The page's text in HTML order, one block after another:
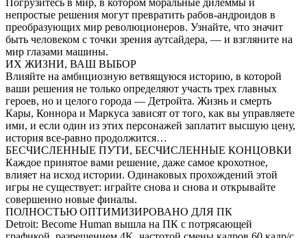
непростые решения могут превратить рабов-андроидов в
преобразующих мир революционеров. Узнайте, что значит
быть человеком с точки зрения аутсайдера, — и взгляните на
мир глазами машины.
ИХ ЖИЗНИ, ВАШ ВЫБОР
Влияйте на амбициозную ветвящуюся историю, в которой
ваши решения не только определяют участь трех главных
героев, но и целого города — Детройта. Жизнь и смерть
Кары, Коннора и Маркуса зависят от того, как вы управляете
ими, и если один из этих персонажей заплатит высшую цену,
история все-равно продолжится…
БЕСЧИСЛЕННЫЕ ПУТИ, БЕСЧИСЛЕННЫЕ КОНЦОВКИ
Каждое принятое вами решение, даже самое крохотное,
влияет на исход истории. Одинаковых прохождений этой
игры не существует: играйте снова и снова и открывайте
совершенно новые финалы.
ПОЛНОСТЬЮ ОПТИМИЗИРОВАНО ДЛЯ ПК
Detroit: Become Human вышла на ПК с потрясающей